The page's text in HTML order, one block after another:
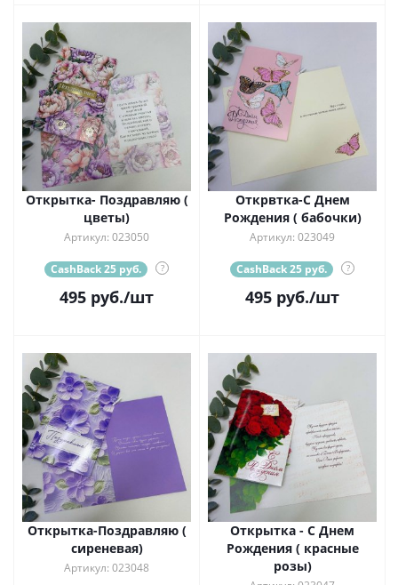
Открытка- Поздравляю (
цветы)
Артикул: 023050
CashBack 25 руб. ?
495 руб./шт
Открвтка-С Днем
Рождения ( бабочки)
Артикул: 023049
CashBack 25 руб. ?
495 руб./шт
Открытка-Поздравляю (
сиреневая)
Артикул: 023048
Открытка - С Днем
Рождения ( красные
розы)